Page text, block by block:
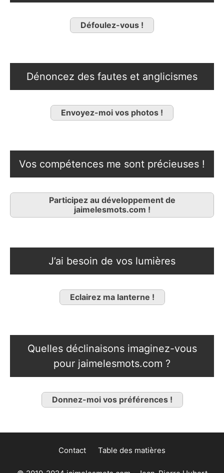
Défoulez-vous !
Dénoncez des fautes et anglicismes
Envoyez-moi vos photos !
Vos compétences me sont précieuses !
Participez au développement de
jaimelesmots.com !
J’ai besoin de vos lumières
Eclairez ma lanterne !
Quelles déclinaisons imaginez-vous
pour jaimelesmots.com ?
Donnez-moi vos préférences !
Contact Table des matières